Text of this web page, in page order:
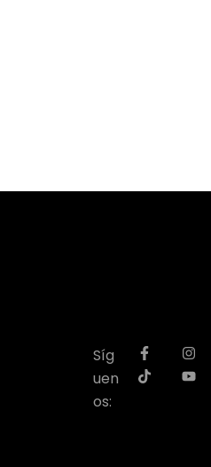
Síg
uen
os: